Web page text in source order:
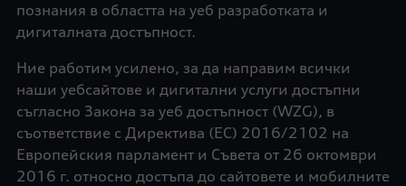
познания в областта на уеб разработката и
дигиталната достъпност.
Ние работим усилено, за да направим всички
наши уебсайтове и дигитални услуги достъпни
съгласно Закона за уеб достъпност (WZG), в
съответствие с Директива (ЕС) 2016/2102 на
Европейския парламент и Съвета от 26 октомври
2016 г. относно достъпа до сайтовете и мобилните